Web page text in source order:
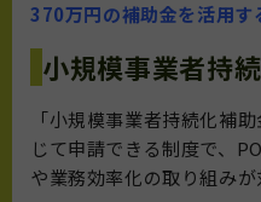
370万円の補助金を活用す
小規模事業者持
「小規模事業者持続化補
じて申請できる制度で、
や業務効率化の取り組みが